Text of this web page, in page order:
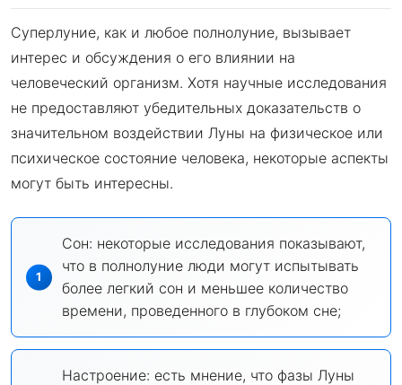
Суперлуние, как и любое полнолуние, вызывает
интерес и обсуждения о его влиянии на
человеческий организм. Хотя научные исследования
не предоставляют убедительных доказательств о
значительном воздействии Луны на физическое или
психическое состояние человека, некоторые аспекты
могут быть интересны.
Сон: некоторые исследования показывают,
что в полнолуние люди могут испытывать
более легкий сон и меньшее количество
времени, проведенного в глубоком сне;
Настроение: есть мнение, что фазы Луны